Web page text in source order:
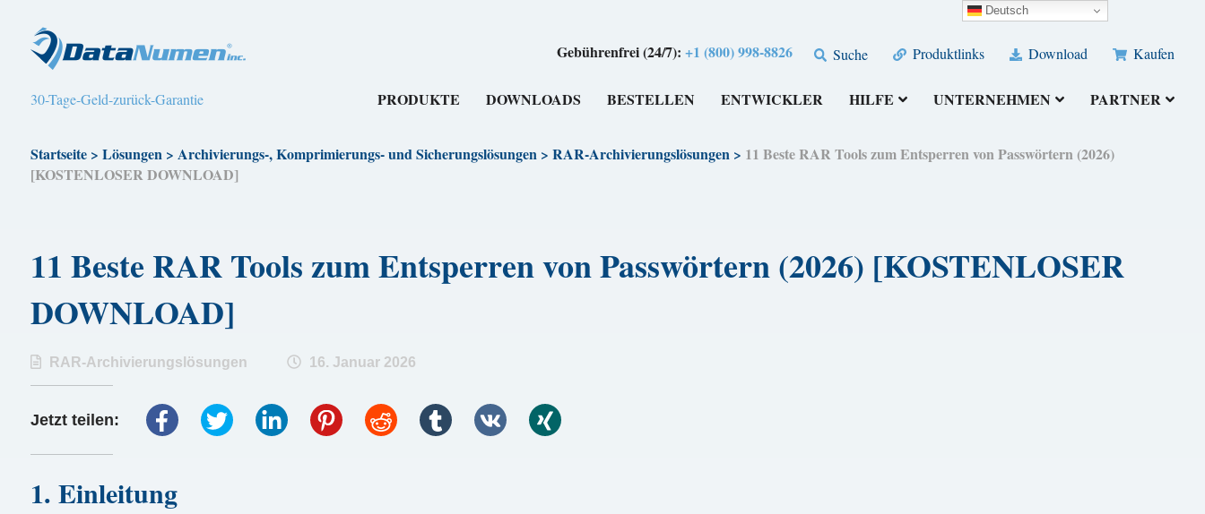
Gebührenfrei (24/7):+1 (800) 998-8826 Suche Produktlinks Download Kaufen
30-Tage-Geld-zurück-Garantie PRODUKTE DOWNLOADS BESTELLEN ENTWICKLER HILFE UNTERNEHMEN PARTNER
Startseite> Lösungen> Archivierungs-, Komprimierungs- und Sicherungslösungen> RAR-Archivierungslösungen> 11 Beste RAR Tools zum Entsperren von Passwörtern (2026)
[KOSTENLOSER DOWNLOAD]
11 Beste RAR Tools zum Entsperren von Passwörtern (2026) [KOSTENLOSER
DOWNLOAD]
RAR-Archivierungslösungen 16. Januar 2026
Jetzt teilen:
1. Einleitung
Deutsch